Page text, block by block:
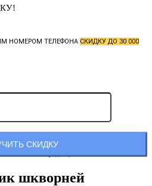
НОМЕРОМ ТЕЛЕФОНА СКИДКУ ДО 30 000
политикой конфиденциальности.
шкворней